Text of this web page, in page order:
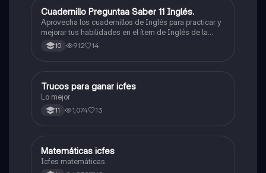
ICFES: Inglés
Cuadernillo Preguntaa Saber 11 Inglés.
Aprovecha los cuadernillos de Inglés para practicar y
mejorar tus habilidades en el ítem de Inglés de la
Prueba Saber 11. 🫡
10 912 14
Química
Trucos para ganar icfes
Lo mejor
11 1,074 13
ICFES: Matemáticas
Matemáticas icfes
Icfes matemáticas